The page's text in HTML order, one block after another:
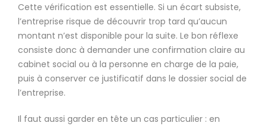
Cette vérification est essentielle. Si un écart subsiste,
l’entreprise risque de découvrir trop tard qu’aucun
montant n’est disponible pour la suite. Le bon réflexe
consiste donc à demander une confirmation claire au
cabinet social ou à la personne en charge de la paie,
puis à conserver ce justificatif dans le dossier social de
l’entreprise.
Il faut aussi garder en tête un cas particulier : en